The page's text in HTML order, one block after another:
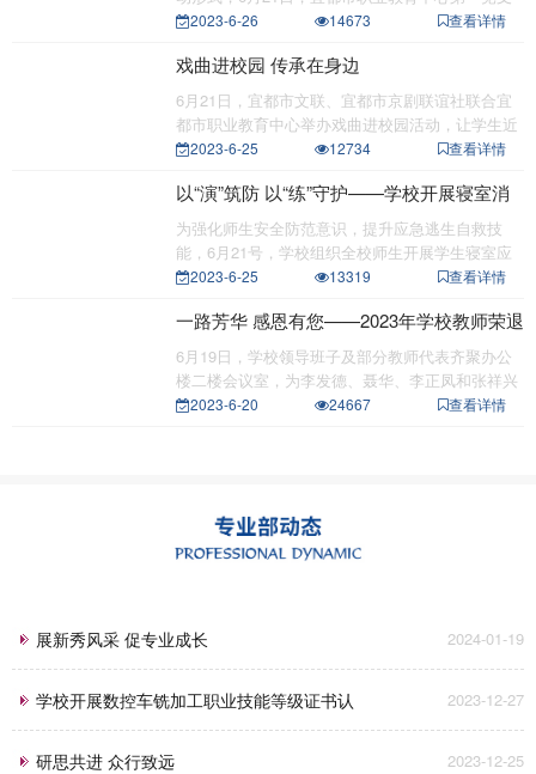
2023-07-20
宜都市职业教育中心关于旅游服务与管理和
部组织全体
2023-6-26 14673 查看详情
戏曲进校园 传承在身边
6月21日，宜都市文联、宜都市京剧联谊社联合宜
都市职业教育中心举办戏曲进校园活动，让学生近
距离感受和
2023-6-25 12734 查看详情
以“演”筑防 以“练”守护——学校开展寝室消
防应急疏散演练
为强化师生安全防范意识，提升应急逃生自救技
能，6月21号，学校组织全校师生开展学生寝室应
急避险疏散演
2023-6-25 13319 查看详情
一路芳华 感恩有您——2023年学校教师荣退
6月19日，学校领导班子及部分教师代表齐聚办公
楼二楼会议室，为李发德、聂华、李正凤和张祥兴
四位退休教
2023-6-20 24667 查看详情
展新秀风采 促专业成长 2024-01-19
学校开展数控车铣加工职业技能等级证书认
定考试工作
2023-12-27
研思共进 众行致远 2023-12-25